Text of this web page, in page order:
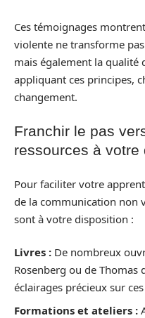
Ces témoignages
violente ne transforme
mais également la qualité
appliquant ces principes,
changement.
Franchir le pas
ressources à votre
Pour faciliter votre
de la communication non
sont à votre disposition :
Livres : De nombreux
Rosenberg ou de Thomas
éclairages précieux sur
Formations et ateliers :